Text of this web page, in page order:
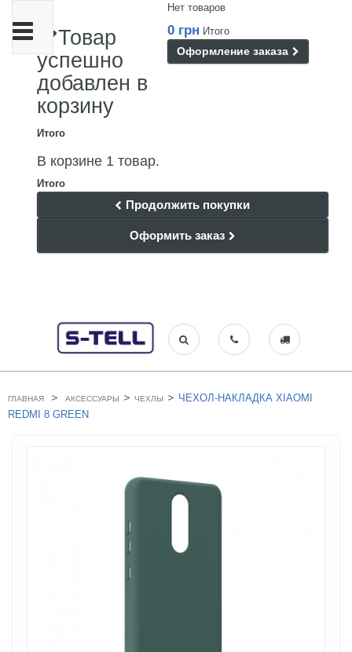
Нет товаров
0 грн Итого
Оформление заказа
Товар
успешно
добавлен в
корзину
Итого
В корзине 1 товар.
Итого
Продолжить покупки
Оформить заказ
Переключить
навигации
ГЛАВНАЯ > АКСЕССУАРЫ > ЧЕХЛЫ > ЧЕХОЛ-НАКЛАДКА XIAOMI
REDMI 8 GREEN